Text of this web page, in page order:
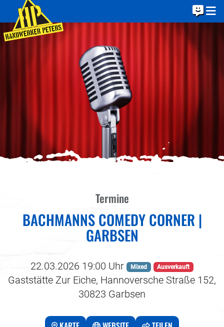
Termine
BACHMANNS COMEDY CORNER |
GARBSEN
22.03.2026 19:00 Uhr Mixed Ausverkauft
Gaststätte Zur Eiche, Hannoversche Straße 152,
30823 Garbsen